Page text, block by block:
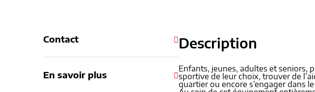
Contact
En savoir plus
Description
Enfants, jeunes, adultes et seniors,
sportive de leur choix, trouver de
quartier ou encore s’engager dans